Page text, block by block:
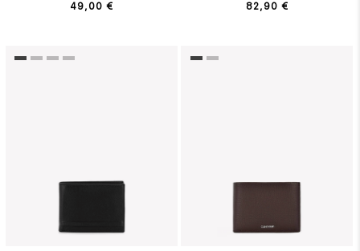
49,00 €
82,90 €